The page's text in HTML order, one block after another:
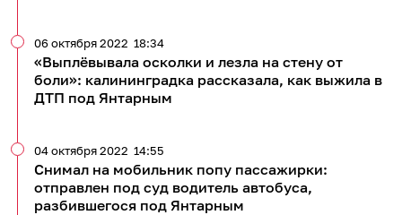
«Выплёвывала осколки и лезла на стену от
боли»: калининградка рассказала, как выжила в
ДТП под Янтарным
06 октября 2022 18:34
Снимал на мобильник попу пассажирки:
отправлен под суд водитель автобуса,
разбившегося под Янтарным
04 октября 2022 14:55